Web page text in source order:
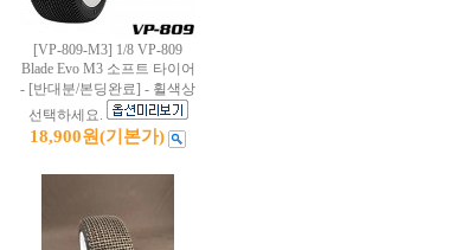
[VP-809-M3] 1/8 VP-809
Blade Evo M3 소프트 타이어
- [반대분/본딩완료] - 휠색상
선택하세요.
18,900원(기본가)